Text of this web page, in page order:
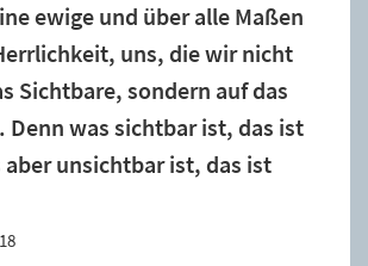
ewige und über alle Maßen
uns, die wir nicht
Sichtbare, sondern auf das
Denn was sichtbar ist, das ist
unsichtbar ist, das ist